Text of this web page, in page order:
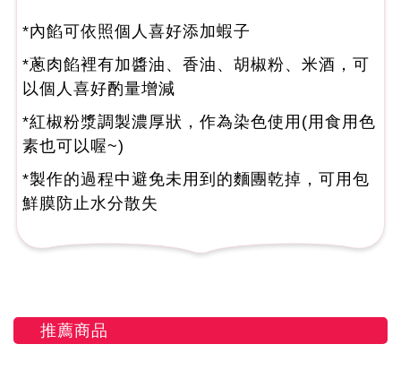
*內餡可依照個人喜好添加蝦子
*蔥肉餡裡有加醬油、香油、胡椒粉、米酒，可
以個人喜好酌量增減
*紅椒粉漿調製濃厚狀，作為染色使用(用食用色
素也可以喔~)
*製作的過程中避免未用到的麵團乾掉，可用包
鮮膜防止水分散失
推薦商品